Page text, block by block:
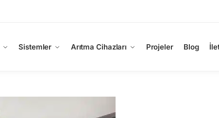
Sistemler Arıtma Cihazları Projeler Blog
Ara